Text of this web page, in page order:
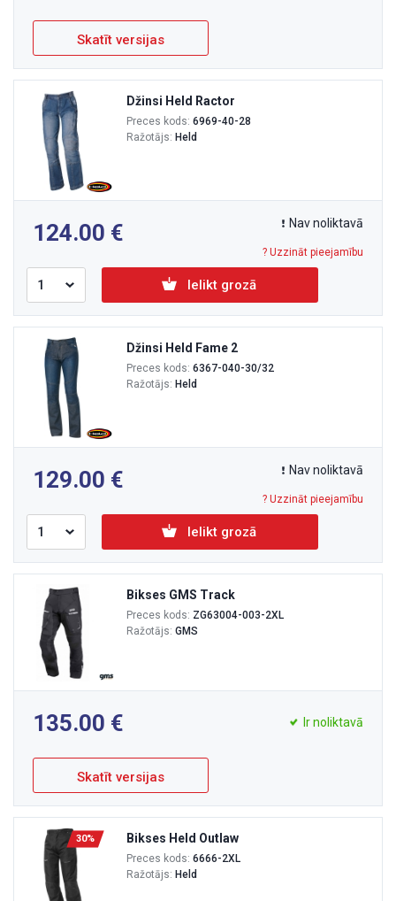
Skatīt versijas
Džinsi Held Ractor
Preces kods: 6969-40-28
Ražotājs: Held
124.00 Nav noliktavā
? Uzzināt pieejamību
Ielikt grozā
Džinsi Held Fame 2
Preces kods: 6367-040-30/32
Ražotājs: Held
129.00 Nav noliktavā
? Uzzināt pieejamību
Ielikt grozā
Bikses GMS Track
Preces kods: ZG63004-003-2XL
Ražotājs: GMS
135.00 Ir noliktavā
Skatīt versijas
30% Bikses Held Outlaw
Preces kods: 6666-2XL
Ražotājs: Held